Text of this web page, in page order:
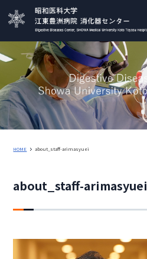
HOME about_staff-arimasyuei
about_staff-arimasyuei